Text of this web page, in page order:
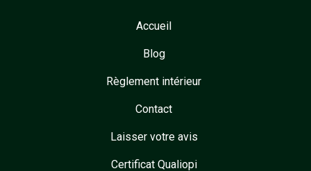
Accueil
Blog
Règlement intérieur
Contact
Laisser votre avis
Certificat Qualiopi